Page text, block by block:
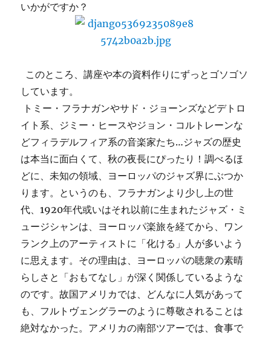
いかがですか？
このところ、講座や本の資料作りにずっとゴソゴソ
しています。
トミー・フラナガンやサド・ジョーンズなどデトロ
イト系、ジミー・ヒースやジョン・コルトレーンな
どフィラデルフィア系の音楽家たち…ジャズの歴史
は本当に面白くて、秋の夜長にぴったり！調べるほ
どに、未知の領域、ヨーロッパのジャズ界にぶつか
ります。というのも、フラナガンより少し上の世
代、1920年代或いはそれ以前に生まれたジャズ・ミ
ュージシャンは、ヨーロッパ楽旅を経てから、ワン
ランク上のアーティストに「化ける」人が多いよう
に思えます。その理由は、ヨーロッパの聴衆の素晴
らしさと「おもてなし」が深く関係しているような
のです。故国アメリカでは、どんなに人気があって
も、フルトヴェングラーのように尊敬されることは
絶対なかった。アメリカの南部ツアーでは、食事で